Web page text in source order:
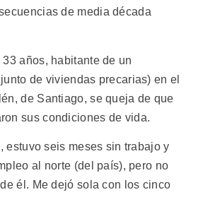
de media década
años, habitante de un
de viviendas precarias) en el
de Santiago, se queja de que
sus condiciones de vida.
estuvo seis meses sin trabajo y
al norte (del país), pero no
él. Me dejó sola con los cinco